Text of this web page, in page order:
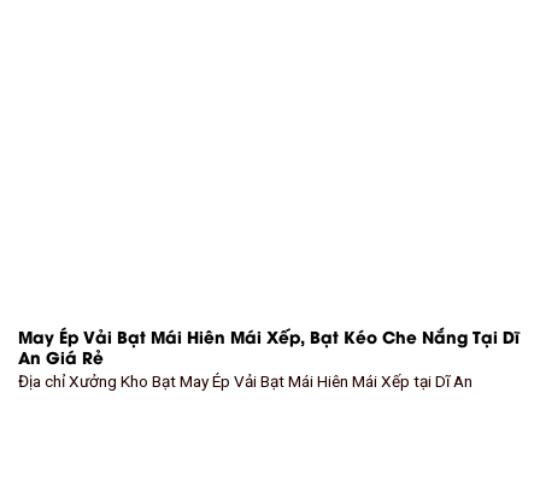
May Ép Vải Bạt Mái Hiên Mái Xếp, Bạt Kéo Che Nắng Tại Dĩ
An Giá Rẻ
Địa chỉ Xưởng Kho Bạt May Ép Vải Bạt Mái Hiên Mái Xếp tại Dĩ An